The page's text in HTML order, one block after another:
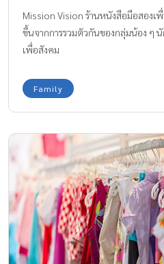
Mission Vision ร้านหนังสือมือสองเ
ขึ้นจากการรวมตัวกันของกลุ่มน้อง ๆ นั
เพื่อสังคม
Family